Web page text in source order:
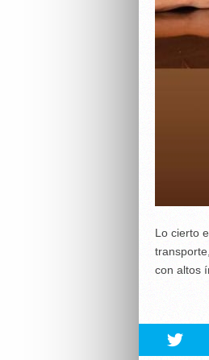
Lo cierto
con altos